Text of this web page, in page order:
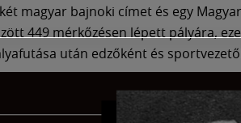
magyar bajnoki címet és egy
449 mérkőzésen lépett pályára,
után edzőként és